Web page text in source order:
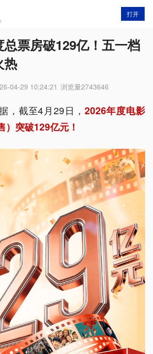
打开
票房破129亿！五一档
热
04-29 10:24:21 浏览量2743646
，截至4月29日， 2026年度电影
）突破129亿元！